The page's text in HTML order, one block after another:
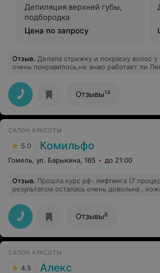
Депиляция верхней губы,
подбородка
Цена по запросу
Отзыв. Делала стрижку и покраску волос
очень понравилось,не знаю работает ли
посетить салон, очень хочу
у Лены. Спасибо всем работникам,
вежливые.
Отзывы14
САЛОН КРАСОТЫ
5.0 Комильфо
Гомель, ул. Барыкина, 165 до 21:00
Отзыв. Прошла курс рф- лифтинга (7
результатом осталась очень довольна ,
лица стал более чёткий ) даже знакомые
положительные изменения) Специалист
внимательный, я на свои вопросы получила
ответы , ещё плюс бонусом ценные
поводу домашнего ухода. В общем,
Отзывы8
САЛОН КРАСОТЫ
4.5 Алекс